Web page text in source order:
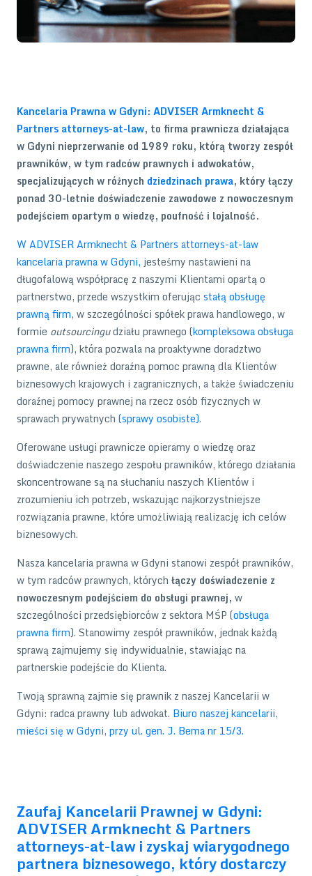
Kancelaria Prawna w Gdyni: ADVISER Armknecht &
Partners attorneys-at-law, to firma prawnicza działająca
w Gdyni nieprzerwanie od 1989 roku, którą tworzy zespół
prawników, w tym radców prawnych i adwokatów,
specjalizujących w różnych dziedzinach prawa, który łączy
ponad 30-letnie doświadczenie zawodowe z nowoczesnym
podejściem opartym o wiedzę, poufność i lojalność.
W ADVISER Armknecht & Partners attorneys-at-law
kancelaria prawna w Gdyni, jesteśmy nastawieni na
długofalową współpracę z naszymi Klientami opartą o
partnerstwo, przede wszystkim oferując stałą obsługę
prawną firm, w szczególności spółek prawa handlowego, w
formie outsourcingudziału prawnego (kompleksowa obsługa
prawna firm), która pozwala na proaktywne doradztwo
prawne, ale również doraźną pomoc prawną dla Klientów
biznesowych krajowych i zagranicznych, a także świadczeniu
doraźnej pomocy prawnej na rzecz osób fizycznych w
sprawach prywatnych (sprawy osobiste).
Oferowane usługi prawnicze opieramy o wiedzę oraz
doświadczenie naszego zespołu prawników, którego działania
skoncentrowane są na słuchaniu naszych Klientów i
zrozumieniu ich potrzeb, wskazując najkorzystniejsze
rozwiązania prawne, które umożliwiają realizację ich celów
biznesowych.
Nasza kancelaria prawna w Gdyni stanowi zespół prawników,
w tym radców prawnych, których łączy doświadczenie z
nowoczesnym podejściem do obsługi prawnej, w
szczególności przedsiębiorców z sektora MŚP (obsługa
prawna firm). Stanowimy zespół prawników, jednak każdą
sprawą zajmujemy się indywidualnie, stawiając na
partnerskie podejście do Klienta.
Twoją sprawną zajmie się prawnik z naszej Kancelarii w
Gdyni: radca prawny lub adwokat. Biuro naszej kancelarii,
mieści się w Gdyni, przy ul. gen. J. Bema nr 15/3.
Zaufaj Kancelarii Prawnej w Gdyni:
ADVISER Armknecht & Partners
attorneys-at-law i zyskaj wiarygodnego
partnera biznesowego, który dostarczy